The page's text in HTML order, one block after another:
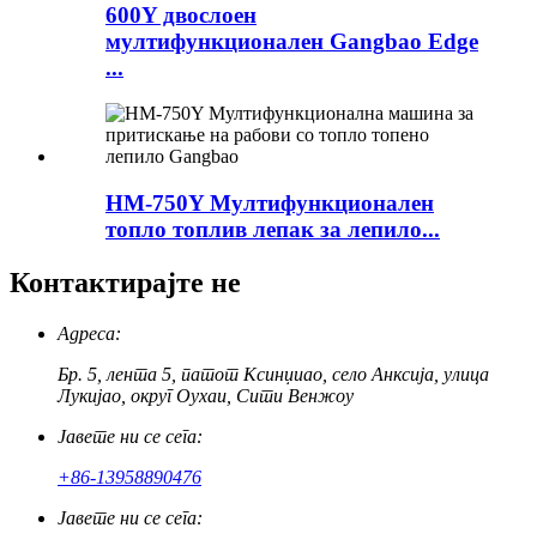
600Y двослоен
мултифункционален Gangbao Edge
...
HM-750Y Мултифункционален
топло топлив лепак за лепило...
Контактирајте не
Адреса:
Бр. 5, лента 5, патот Ксинџиао, село Анксија, улица
Лукијао, округ Оухаи, Сити Венжоу
Јавете ни се сега:
+86-13958890476
Јавете ни се сега: